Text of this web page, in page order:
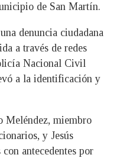
de San Martín.
denuncia ciudadana
a través de redes
Nacional Civil
a la identificación y
Meléndez, miembro
y Jesús
antecedentes por